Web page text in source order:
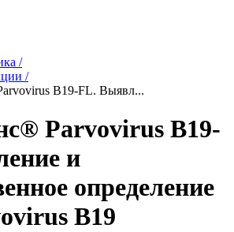
/
/
B19-FL. Выявл...
Parvovirus B19-
и
определение
B19